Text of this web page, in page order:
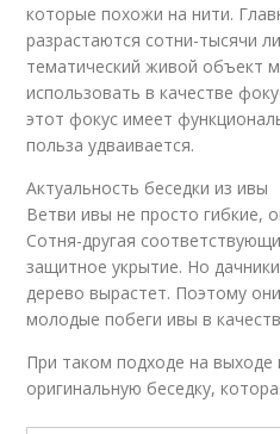
которые похожи на нити.
разрастаются сотни-тысячи
тематический живой объект
использовать в качестве
этот фокус имеет
польза удваивается.
Актуальность беседки из ивы
Ветви ивы не просто гибкие,
Сотня-другая
защитное укрытие. Но
дерево вырастет. Поэтому
молодые побеги ивы в
При таком подходе на
оригинальную беседку,